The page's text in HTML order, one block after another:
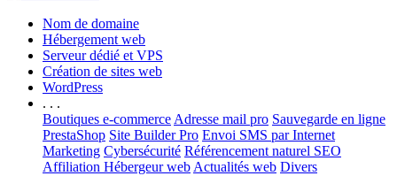
Nom de domaine
Hébergement web
Serveur dédié et VPS
Création de sites web
WordPress
. . .
Boutiques e-commerce Adresse mail pro Sauvegarde en ligne
PrestaShop Site Builder Pro Envoi SMS par Internet
Marketing Cybersécurité Référencement naturel SEO
Affiliation Hébergeur web Actualités web Divers